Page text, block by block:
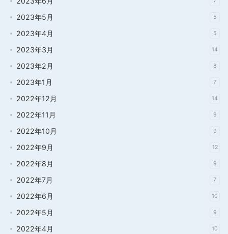
2023年5月 5
2023年4月 5
2023年3月 14
2023年2月 8
2023年1月 7
2022年12月 14
2022年11月 9
2022年10月 9
2022年9月 12
2022年8月 9
2022年7月 7
2022年6月 10
2022年5月 9
2022年4月 10